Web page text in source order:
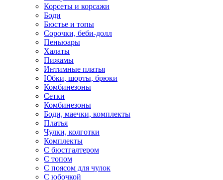
Корсеты и корсажи
Боди
Бюстье и топы
Сорочки, беби-долл
Пеньюары
Халаты
Пижамы
Интимные платья
Юбки, шорты, брюки
Комбинезоны
Сетки
Комбинезоны
Боди, маечки, комплекты
Платья
Чулки, колготки
Комплекты
С бюстгалтером
С топом
С поясом для чулок
С юбочкой